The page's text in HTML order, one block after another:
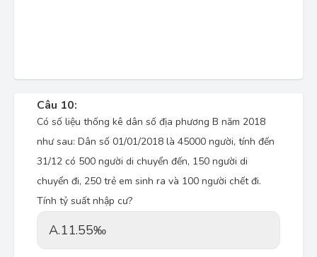
Câu 10:
Có số liệu thống kê dân số địa phương B năm 2018
như sau: Dân số 01/01/2018 là 45000 người, tính đến
31/12 có 500 người di chuyển đến, 150 người di
chuyển đi, 250 trẻ em sinh ra và 100 người chết đi.
Tính tỷ suất nhập cư?
A.11.55‰